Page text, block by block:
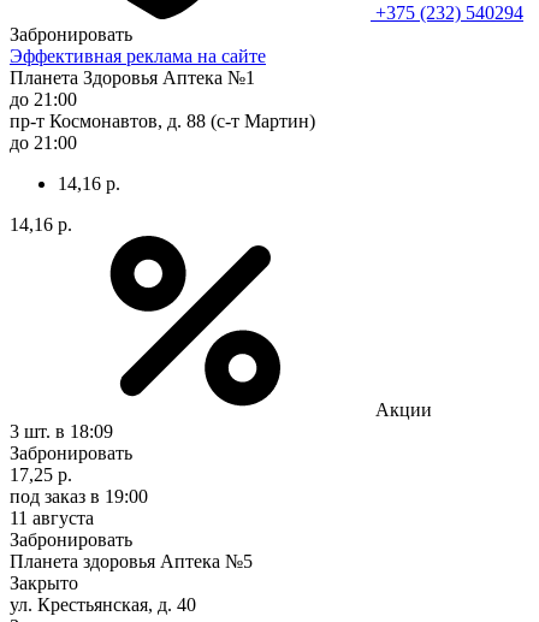
+375 (232) 540294
Забронировать
Эффективная реклама на сайте
Планета Здоровья Аптека №1
до 21:00
пр-т Космонавтов, д. 88 (с-т Мартин)
до 21:00
14,16 р.
14,16 р.
Акции
3 шт. в 18:09
Забронировать
17,25 р.
под заказ в 19:00
11 августа
Забронировать
Планета здоровья Аптека №5
Закрыто
ул. Крестьянская, д. 40